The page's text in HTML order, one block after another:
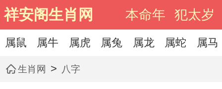
祥安阁生肖网 本命年 犯太岁
属鼠 属牛 属虎 属兔 属龙 属蛇 属马
生肖网 > 八字